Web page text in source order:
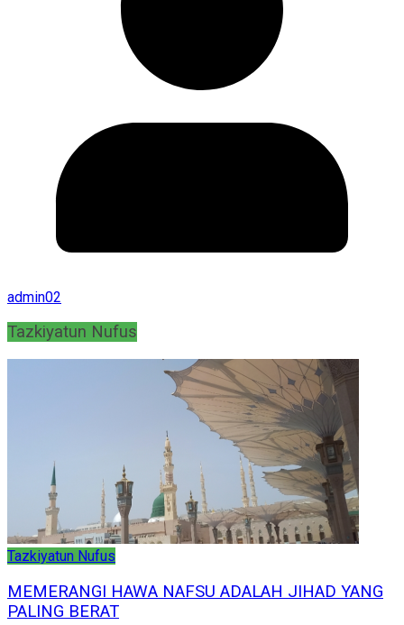
admin02
Tazkiyatun Nufus
Tazkiyatun Nufus
MEMERANGI HAWA NAFSU ADALAH JIHAD YANG
PALING BERAT